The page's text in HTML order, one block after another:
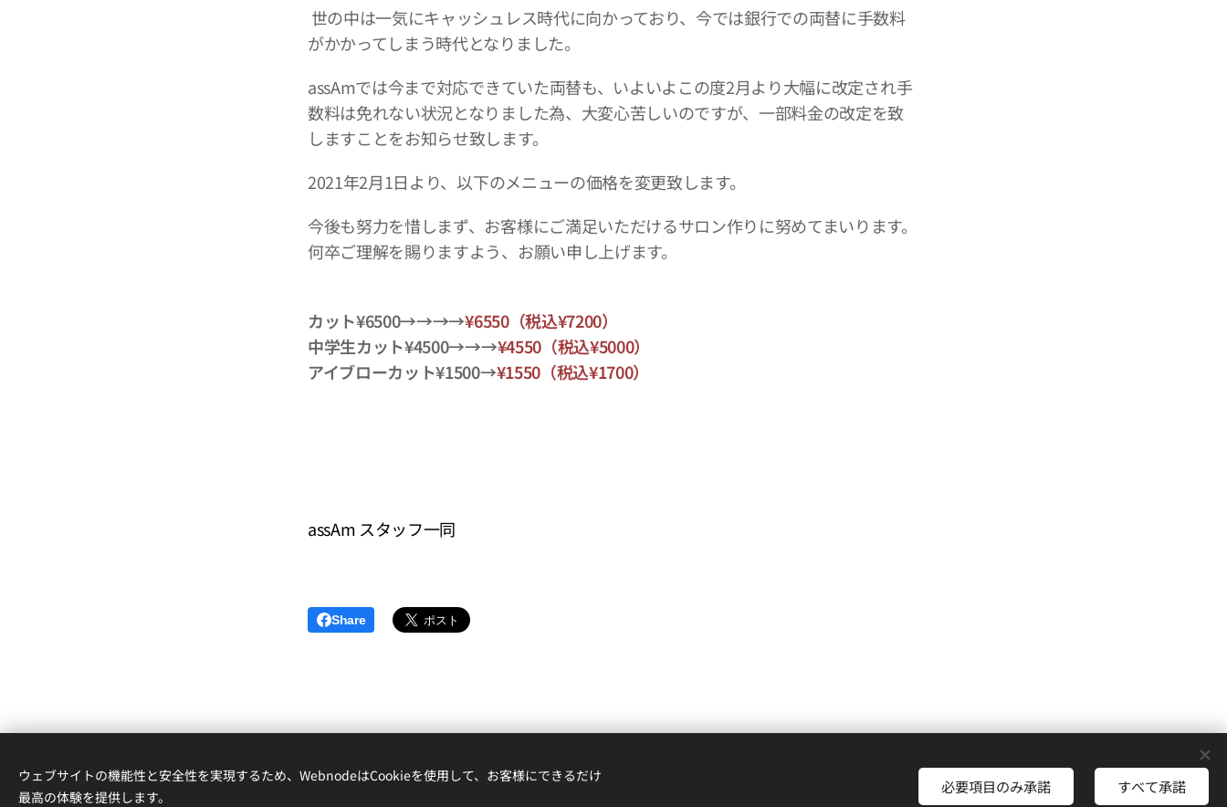
世の中は一気にキャッシュレス時代に向かっており、今では銀行での両替に手数料
がかかってしまう時代となりました。
assAmでは今まで対応できていた両替も、いよいよこの度2月より大幅に改定され手
数料は免れない状況となりました為、大変心苦しいのですが、一部料金の改定を致
しますことをお知らせ致します。
2021年2月1日より、以下のメニューの価格を変更致します。
今後も努力を惜しまず、お客様にご満足いただけるサロン作りに努めてまいります。
何卒ご理解を賜りますよう、お願い申し上げます。
カット¥6500→→→→¥6550（税込¥7200）
中学生カット¥4500→→→¥4550（税込¥5000）
アイブローカット¥1500→¥1550（税込¥1700）
assAm スタッフ一同
Share
152-0035東京都目黒区自由が丘1-17-12自由が丘ハイツアンドー１A assAm自由ヶ丘美容室
ウェブサイトの機能性と安全性を実現するため、WebnodeはCookieを使用して、お客様にできるだけ
最高の体験を提供します。
必要項目のみ承諾 すべて承諾